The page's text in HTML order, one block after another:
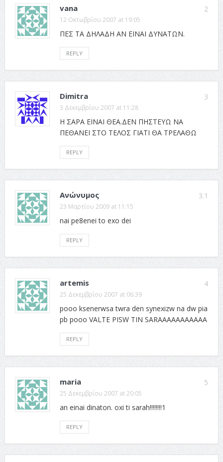
2
vana
12 Οκτωβρίου 2007 at 19:05
ΠΕΣ ΤΑ ΔΗΛΑΔΗ ΑΝ ΕΙΝΑΙ ΔΥΝΑΤΩΝ.
REPLY
3
Dimitra
3 Δεκεμβρίου 2007 at 11:28
Η ΣΑΡΑ ΕΙΝΑΙ ΘΕΑ.ΔΕΝ ΠΗΣΤΕΥΩ ΝΑ
ΠΕΘΑΝΕΙ ΣΤΟ ΤΕΛΟΣ ΓΙΑΤΙ ΘΑ ΤΡΕΛΑΘΩ
REPLY
3.1
Ανώνυμος
23 Μαρτίου 2009 at 11:15
nai pe8enei to exo dei
REPLY
4
artemis
25 Δεκεμβρίου 2007 at 06:39
pooo ksenerwsa twra den synexizw na dw pia
pb pooo VALTE PISW TIN SARAAAAAAAAAAA
REPLY
5
maria
25 Δεκεμβρίου 2007 at 20:05
an einai dinaton. oxi ti sarah!!!!!!!!1
REPLY